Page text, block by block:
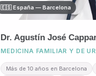
🇪🇸 España — Barcelona
Dr. Agustín José
MEDICINA FAMILIAR Y DE
Más de 10 años en Barcelona